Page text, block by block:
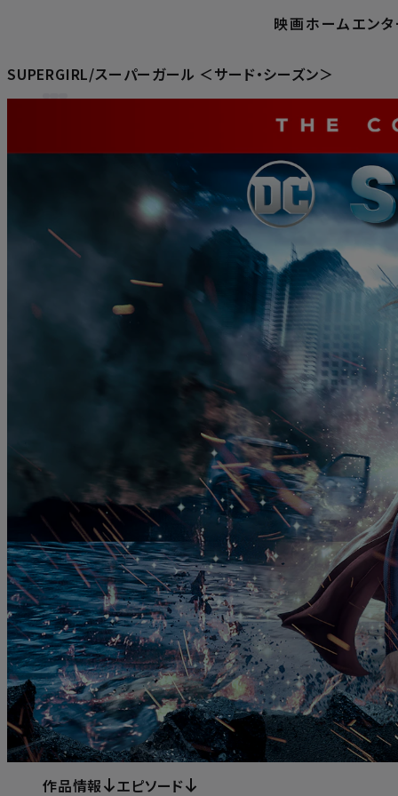
映画ホームエン
SUPERGIRL/スーパーガール ＜サード・シーズン＞
作品情報 エピソード